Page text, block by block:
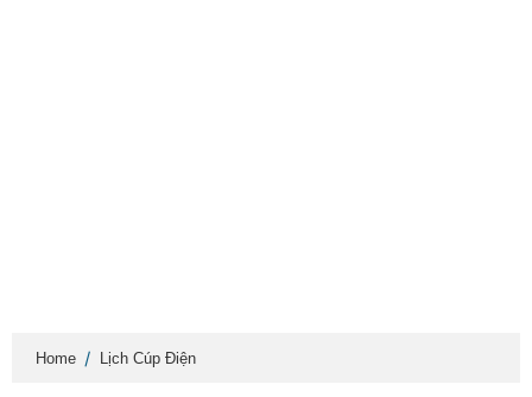
Home Lịch Cúp Điện